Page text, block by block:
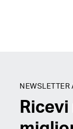
NEWSLETTER